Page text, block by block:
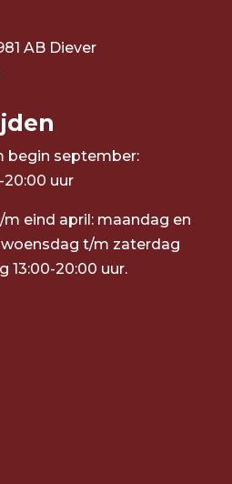
AB Diever
begin september:
20:00 uur
eind april: maandag en
t/m zaterdag
13:00-20:00 uur.